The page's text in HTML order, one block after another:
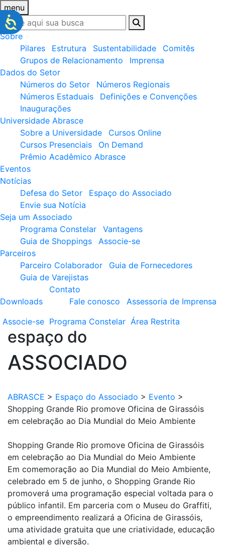
menu
Sobre
Pilares
Estrutura Sustentabilidade
Comitês
Grupos de Relacionamento
Imprensa
Dados do Setor
Números do Setor
Números Regionais
Números Estaduais
Definições e Convenções
Inaugurações
Universidade Abrasce
Sobre a Universidade
Cursos Online
Cursos Presenciais
On Demand
Prêmio Acadêmico Abrasce
Eventos
Notícias
Defesa do Setor
Espaço do Associado
Envie sua Notícia
Seja um Associado
Programa Constelar
Vantagens
Guia de Shoppings
Associe-se
Parceiros
Parceiro Colaborador
Guia de Fornecedores
Guia de Varejistas
Downloads
Contato
Fale conosco
Assessoria de Imprensa
Associe-se Programa Constelar Área Restrita
espaço do
ASSOCIADO
ABRASCE > Espaço do Associado > Evento >
Shopping Grande Rio promove Oficina de Girassóis
em celebração ao Dia Mundial do Meio Ambiente
Shopping Grande Rio promove Oficina de Girassóis
em celebração ao Dia Mundial do Meio Ambiente
Em comemoração ao Dia Mundial do Meio Ambiente,
celebrado em 5 de junho, o Shopping Grande Rio
promoverá uma programação especial voltada para o
público infantil. Em parceria com o Museu do Graffiti,
o empreendimento realizará a Oficina de Girassóis,
uma atividade gratuita que une criatividade, educação
ambiental e diversão.